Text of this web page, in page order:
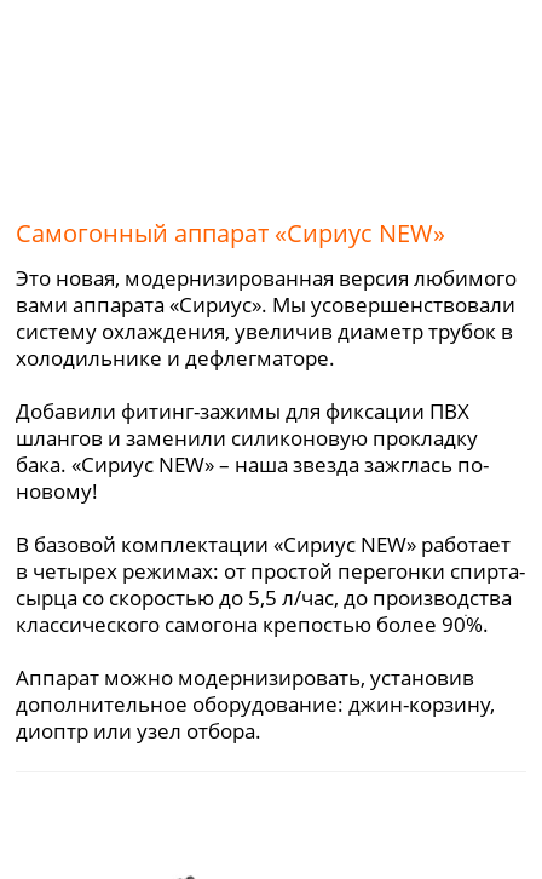
Самогонный аппарат «Сириус NEW»
Это новая, модернизированная версия любимого
вами аппарата «Сириус». Мы усовершенствовали
систему охлаждения, увеличив диаметр трубок в
холодильнике и дефлегматоре.
Добавили фитинг-зажимы для фиксации ПВХ
шлангов и заменили силиконовую прокладку
бака. «Сириус NEW» – наша звезда зажглась по-
новому!
В базовой комплектации «Сириус NEW» работает
в четырех режимах: от простой перегонки спирта-
сырца со скоростью до 5,5 л/час, до производства
классического самогона крепостью более 90ׄ%.
Аппарат можно модернизировать, установив
дополнительное оборудование: джин-корзину,
диоптр или узел отбора.